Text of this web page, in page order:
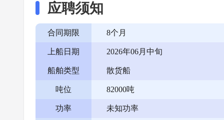
应聘须知
合同期限 8个月
上船日期 2026年06月中旬
船舶类型 散货船
吨位 82000吨
功率 未知功率